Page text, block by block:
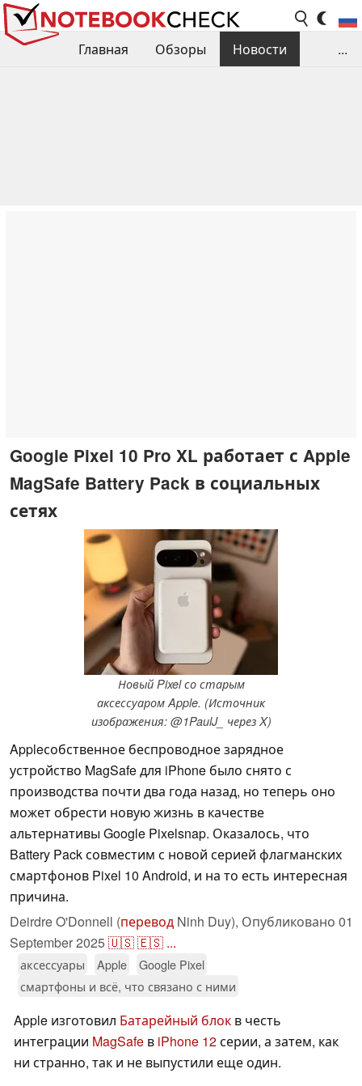
Главная Обзоры
Новости
...
Google Pixel 10 Pro XL работает с Apple
MagSafe Battery Pack в социальных
сетях
Новый Pixel со старым
аксессуаром Apple. (Источник
изображения: @1PaulJ_ через X)
Appleсобственное беспроводное зарядное
устройство MagSafe для iPhone было снято с
производства почти два года назад, но теперь оно
может обрести новую жизнь в качестве
альтернативы Google Pixelsnap. Оказалось, что
Battery Pack совместим с новой серией флагманских
смартфонов Pixel 10 Android, и на то есть интересная
причина.
Deirdre O'Donnell (перевод Ninh Duy), Опубликовано 01
September 2025🇺🇸🇪🇸 ...
аксессуары Apple
Google Pixel
смартфоны и всё, что связано с ними
Apple изготовил Батарейный блок в честь
интеграции MagSafe в iPhone 12серии, а затем, как
ни странно, так и не выпустили еще один.